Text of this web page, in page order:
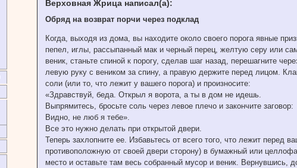
Верховная Жрица написал(а):
Обряд на возврат порчи через подклад
Когда, выходя из дома, вы находите около своего порога явные
пепел, иглы, рассыпанный мак и черный перец, желтую серу или
веник, станьте спиной к порогу, сделав шаг назад, перешагните
левую руку с веником за спину, а правую держите перед лицом.
соли (или то, что лежит у вашего порога) и произносите:
«Здравствуй, беда. Открыл я ворота, а ты в дом не идешь.
Выпрямитесь, бросьте соль через левое плечо и закончите заговор:
Видно, не люб я тебе».
Все это нужно делать при открытой двери.
Теперь захлопните ее. Избавьтесь от всего того, что лежит перед
противоположную от своей двери сторону) в бумажный или
место и оставьте там весь собранный мусор и веник. Вернувшись,